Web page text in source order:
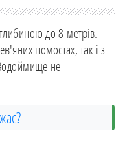
до 8 метрів.
помостах, так і з
не